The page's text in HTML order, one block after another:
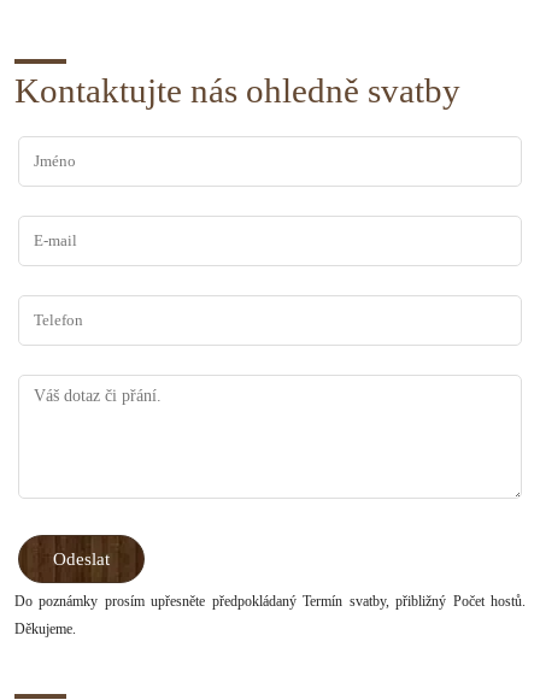
Kontaktujte nás ohledně svatby
Do poznámky prosím upřesněte předpokládaný Termín svatby, přibližný Počet hostů.
Děkujeme.